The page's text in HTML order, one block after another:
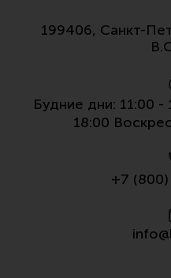
199406, Санкт-
Будние дни: 11:00 -
18:00
+7